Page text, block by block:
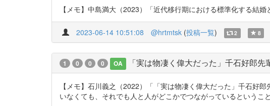
【メモ】中島満大（2023）「近代移行期における標準化する結
2023-06-14 10:51:08 @hrtmtsk (投稿一覧) 2 8
1 0 0 0 OA 「実は物凄く偉大だった」千石好郎
【メモ】石川義之（2022）「「実は物凄く偉大だった」千石好
いなくても、それでも人と人がどこかでつながっているという